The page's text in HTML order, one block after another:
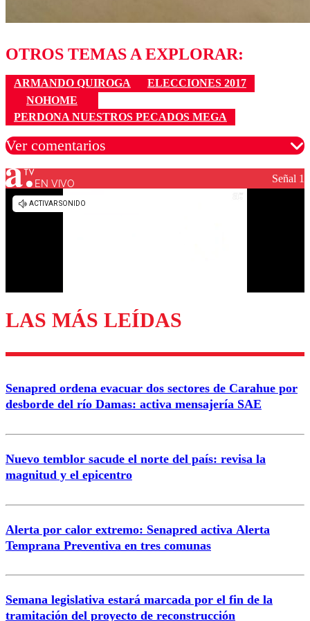
OTROS TEMAS A EXPLORAR:
ARMANDO QUIROGA
ELECCIONES 2017
NOHOME
PERDONA NUESTROS PECADOS MEGA
Ver comentarios
Los comentarios son moderados para garantizar un
Enviar comentario
EN VIVO Señal 1
LAS MÁS LEÍDAS
Senapred ordena evacuar dos sectores de Carahue por
desborde del río Damas: activa mensajería SAE
Nuevo temblor sacude el norte del país: revisa la
magnitud y el epicentro
Alerta por calor extremo: Senapred activa Alerta
Temprana Preventiva en tres comunas
Semana legislativa estará marcada por el fin de la
tramitación del proyecto de reconstrucción